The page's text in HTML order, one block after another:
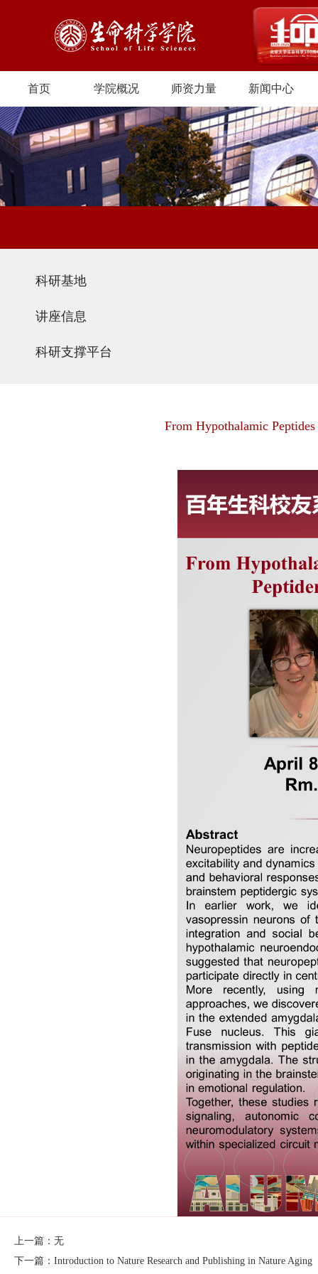
首页 学院概况 师资力量 新闻中心
科研基地
讲座信息
科研支撑平台
From Hypothalamic
上一篇：无
下一篇：Introduction to Nature Research and Publishing in Nature Aging